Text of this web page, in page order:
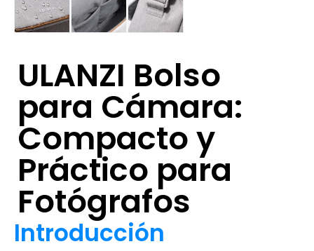
ULANZI Bolso
para Cámara:
Compacto y
Práctico para
Fotógrafos
Introducción